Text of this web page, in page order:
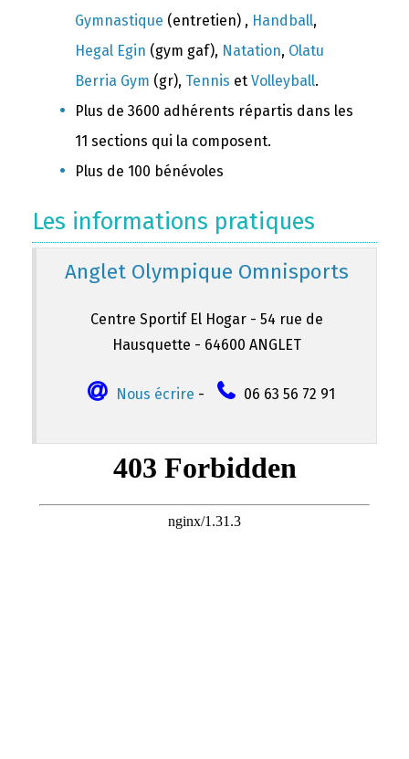
Gymnastique (entretien) , Handball,
Hegal Egin (gym gaf), Natation, Olatu
Berria Gym (gr), Tennis et Volleyball.
Plus de 3600 adhérents répartis dans les
11 sections qui la composent.
Plus de 100 bénévoles
Les informations pratiques
Anglet Olympique Omnisports
Centre Sportif El Hogar - 54 rue de
Hausquette - 64600 ANGLET
Nous écrire - 06 63 56 72 91